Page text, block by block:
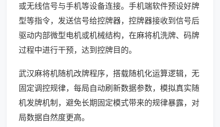
或无线信号与手机等设备连接。手机端软件预设好牌
型等指令，发送信号给控牌器，控牌器接收到信号后
驱动内部微型电机或机械结构，在麻将机洗牌、码牌
过程中进行干预，达到控牌目的。
武汉麻将机随机改牌程序，搭载随机化运算逻辑，无
固定调控规律，每局自动刷新数据参数，模拟真实随
机发牌机制，避免长期固定模式带来的规律暴露，对
局数据自然度更高。